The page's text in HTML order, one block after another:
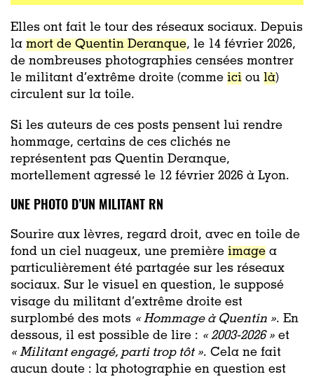
Elles ont fait le tour des réseaux sociaux. Depuis
la mort de Quentin Deranque, le 14 février 2026,
de nombreuses photographies censées montrer
le militant d’extrême droite (comme ici ou là)
circulent sur la toile.
Si les auteurs de ces posts pensent lui rendre
hommage, certains de ces clichés ne
représentent pas Quentin Deranque,
mortellement agressé le 12 février 2026 à Lyon.
UNE PHOTO D’UN MILITANT RN
Sourire aux lèvres, regard droit, avec en toile de
fond un ciel nuageux, une première image a
particulièrement été partagée sur les réseaux
sociaux. Sur le visuel en question, le supposé
visage du militant d’extrême droite est
surplombé des mots « Hommage à Quentin ». En
dessous, il est possible de lire : « 2003-2026 » et
« Militant engagé, parti trop tôt ». Cela ne fait
aucun doute : la photographie en question est